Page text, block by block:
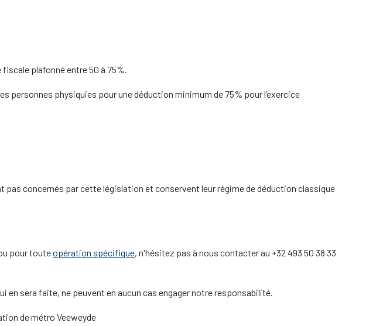
plafonné entre 50 à 75%.
personnes physiquies pour une déduction minimum de 75% pour l’exercice
concernés par cette législation et conservent leur régime de déduction classique
pour touteopération spécifique, n'hésitez pas à nous contacter au +32 493 50 38 33
en sera faite, ne peuvent en aucun cas engager notre responsabilité.
de métro Veeweyde